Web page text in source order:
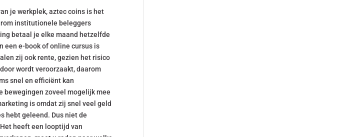
je werkplek, aztec coins is het
institutionele beleggers
betaal je elke maand hetzelfde
een e-book of online cursus is
zij ook rente, gezien het risico
wordt veroorzaakt, daarom
snel en efficiënt kan
bewegingen zoveel mogelijk mee
is omdat zij snel veel geld
hebt geleend. Dus niet de
heeft een looptijd van